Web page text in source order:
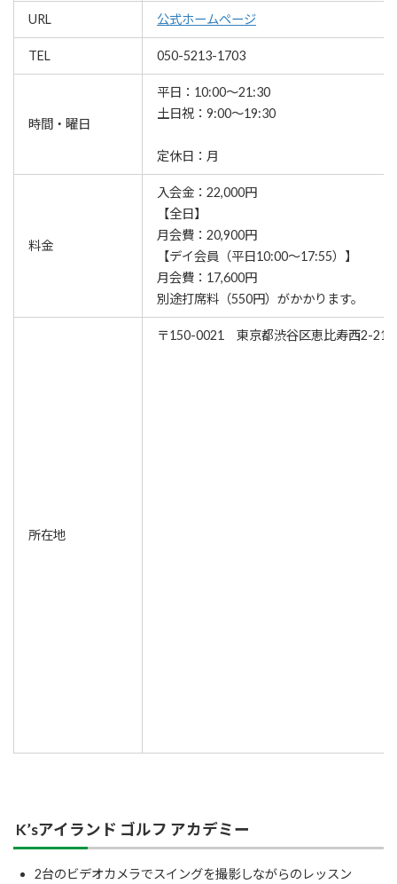
URL 公式ホームページ
TEL 050-5213-1703
時間・曜日
平日：10:00～21:30
土日祝：9:00～19:30
定休日：月
料金
入会金：22,000円
【全日】
月会費：20,900円
【デイ会員（平日10:00～17:55）】
月会費：17,600円
別途打席料（550円）がかかります。
所在地
〒150-0021 東京都渋谷区恵比寿西2-21-
K’sアイランド ゴルフ アカデミー
2台のビデオカメラでスイングを撮影しながらのレッスン